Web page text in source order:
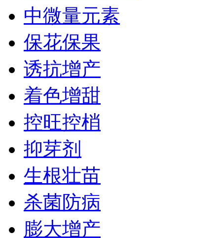
中微量元素
保花保果
诱抗增产
着色增甜
控旺控梢
抑芽剂
生根壮苗
杀菌防病
膨大增产